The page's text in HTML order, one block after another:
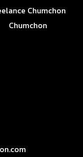
Chumchon
Chumchon